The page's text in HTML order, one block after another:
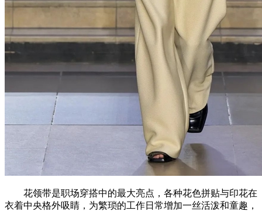
花领带是职场穿搭中的最大亮点，各种花色拼贴与印花在
衣着中央格外吸睛，为繁琐的工作日常增加一丝活泼和童趣，